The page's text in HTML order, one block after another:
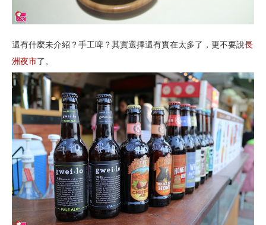
還有什麼未介紹？手工啤？其實選擇還有實在太多了，更不要說長
洲夜市了。